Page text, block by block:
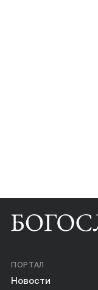
ПОРТАЛ
Новости